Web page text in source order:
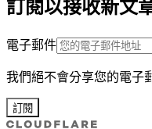
訂閱以接收新文
電子郵件
我們絕不會分享您的電子
訂閱